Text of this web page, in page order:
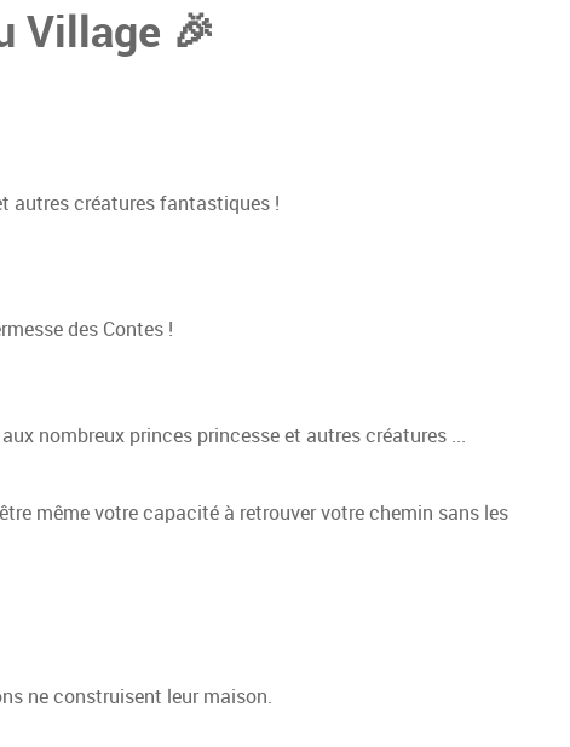
Village 🎉
autres créatures fantastiques !
des Contes !
nombreux princes princesse et autres créatures ...
même votre capacité à retrouver votre chemin sans les
ne construisent leur maison.